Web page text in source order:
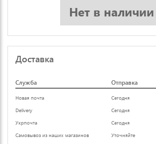
Нет в наличии
Доставка
Служба Отправка
Новая почта Сегодня
Delivery
Сегодня
Укрпочта
Сегодня
Самовывоз из наших магазинов
Уточняйте